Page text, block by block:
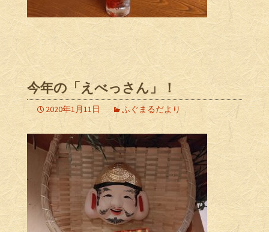
今年の「えべっさん」！
2020年1月11日 ふぐまるだより